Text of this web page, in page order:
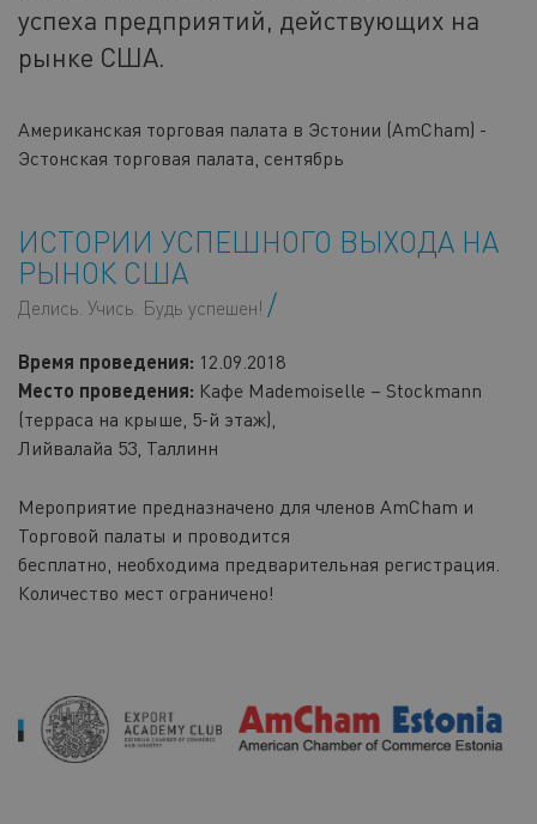
успеха предприятий, действующих на
рынке США.
Американская торговая палата в Эстонии (AmCham) -
Эстонская торговая палата, сентябрь
ИСТОРИИ УСПЕШНОГО ВЫХОДА НА
РЫНОК США
Делись. Учись. Будь успешен!
Время проведения: 12.09.2018
Место проведения: Кафе Mademoiselle – Stockmann
(терраса на крыше, 5-й этаж),
Лийвалайа 53, Таллинн
Мероприятие предназначено для членов AmCham и
Торговой палаты и проводится
бесплатно, необходима предварительная регистрация.
Количество мест ограничено!